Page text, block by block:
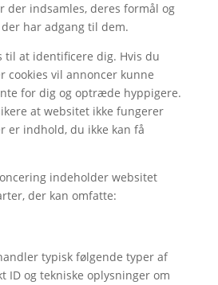
der indsamles, deres formål og
har adgang til dem.
til at identificere dig. Hvis du
cookies vil annoncer kunne
for dig og optræde hyppigere.
at websitet ikke fungerer
er indhold, du ikke kan få
indeholder websitet
der kan omfatte:
typisk følgende typer af
ID og tekniske oplysninger om